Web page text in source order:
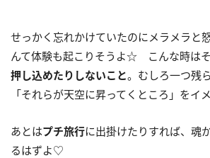
せっかく忘れかけていたのにメラメラと
んて体験も起こりそうよ☆ こんな時は
押し込めたりしないこと。むしろ一つ残
「それらが天空に昇ってくところ」をイ
あとはプチ旅行に出掛けたりすれば、魂
るはずよ♡